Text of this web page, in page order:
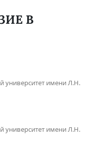
В
университет имени Л.Н.
университет имени Л.Н.